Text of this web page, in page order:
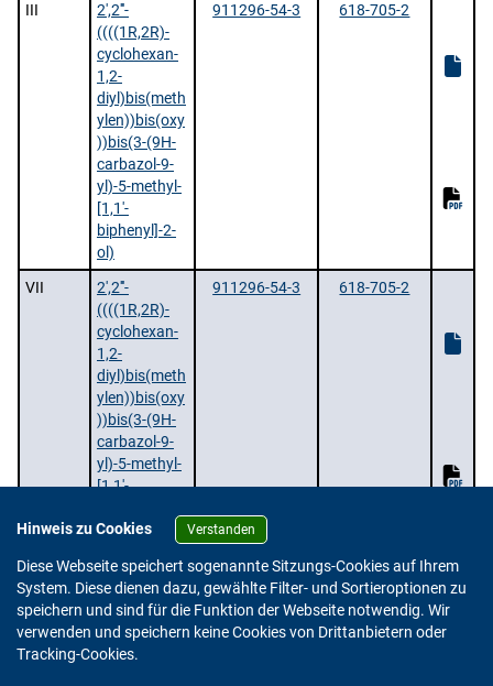
III
2',2'''-
((((1R,2R)-
cyclohexan-
1,2-
diyl)bis(meth
ylen))bis(oxy
))bis(3-(9H-
carbazol-9-
yl)-5-methyl-
[1,1'-
biphenyl]-2-
ol)
911296-54-3 618-705-2
VII
2',2'''-
((((1R,2R)-
cyclohexan-
1,2-
diyl)bis(meth
ylen))bis(oxy
))bis(3-(9H-
carbazol-9-
yl)-5-methyl-
[1,1'-
ol)
911296-54-3 618-705-2
2 Stoffe | / 1 | Zeige pro Seite.
Hinweis zu Cookies Verstanden
Diese Webseite speichert sogenannte Sitzungs-Cookies auf Ihrem
System. Diese dienen dazu, gewählte Filter- und Sortieroptionen zu
speichern und sind für die Funktion der Webseite notwendig. Wir
verwenden und speichern keine Cookies von Drittanbietern oder
Tracking-Cookies.